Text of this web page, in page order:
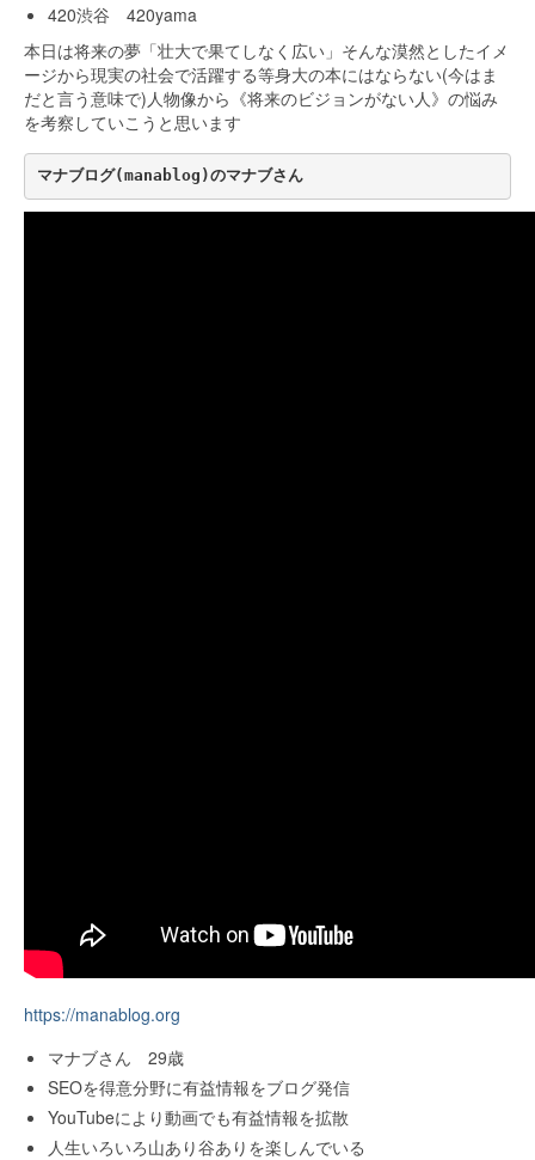
420渋谷 420yama
本日は将来の夢「壮大で果てしなく広い」そんな漠然としたイメ
ージから現実の社会で活躍する等身大の本にはならない(今はま
だと言う意味で)人物像から《将来のビジョンがない人》の悩み
を考察していこうと思います
マナブログ(manablog)のマナブさん
https://manablog.org
マナブさん 29歳
SEOを得意分野に有益情報をブログ発信
YouTubeにより動画でも有益情報を拡散
人生いろいろ山あり谷ありを楽しんでいる